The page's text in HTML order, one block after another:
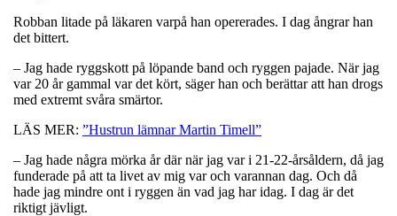
Robban litade på läkaren varpå han opererades. I dag ångrar han
det bittert.
– Jag hade ryggskott på löpande band och ryggen pajade. När jag
var 20 år gammal var det kört, säger han och berättar att han drogs
med extremt svåra smärtor.
LÄS MER: ”Hustrun lämnar Martin Timell”
– Jag hade några mörka år där när jag var i 21-22-årsåldern, då jag
funderade på att ta livet av mig var och varannan dag. Och då
hade jag mindre ont i ryggen än vad jag har idag. I dag är det
riktigt jävligt.